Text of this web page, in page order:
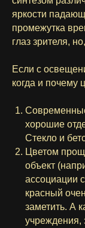
яркости
промежутка
глаз зрителя,
Если с
когда и почему
хорошие
Стекло и
Цветом
объект
ассоциации
красный
заметить. А
учреждения,